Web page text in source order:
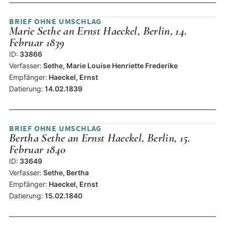
BRIEF OHNE UMSCHLAG
Marie Sethe an Ernst Haeckel, Berlin, 14.
Februar 1839
ID: 33866
Verfasser: Sethe, Marie Louise Henriette Frederike
Empfänger: Haeckel, Ernst
Datierung: 14.02.1839
BRIEF OHNE UMSCHLAG
Bertha Sethe an Ernst Haeckel, Berlin, 15.
Februar 1840
ID: 33649
Verfasser: Sethe, Bertha
Empfänger: Haeckel, Ernst
Datierung: 15.02.1840